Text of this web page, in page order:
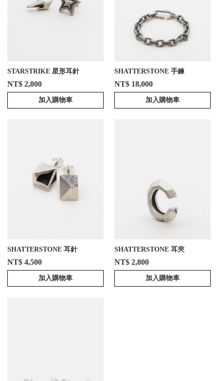
STARSTRIKE 星形耳針
NT$ 2,800
加入購物車
SHATTERSTONE 手鍊
NT$ 18,000
加入購物車
SHATTERSTONE 耳針
NT$ 4,500
加入購物車
SHATTERSTONE 耳夾
NT$ 2,800
加入購物車